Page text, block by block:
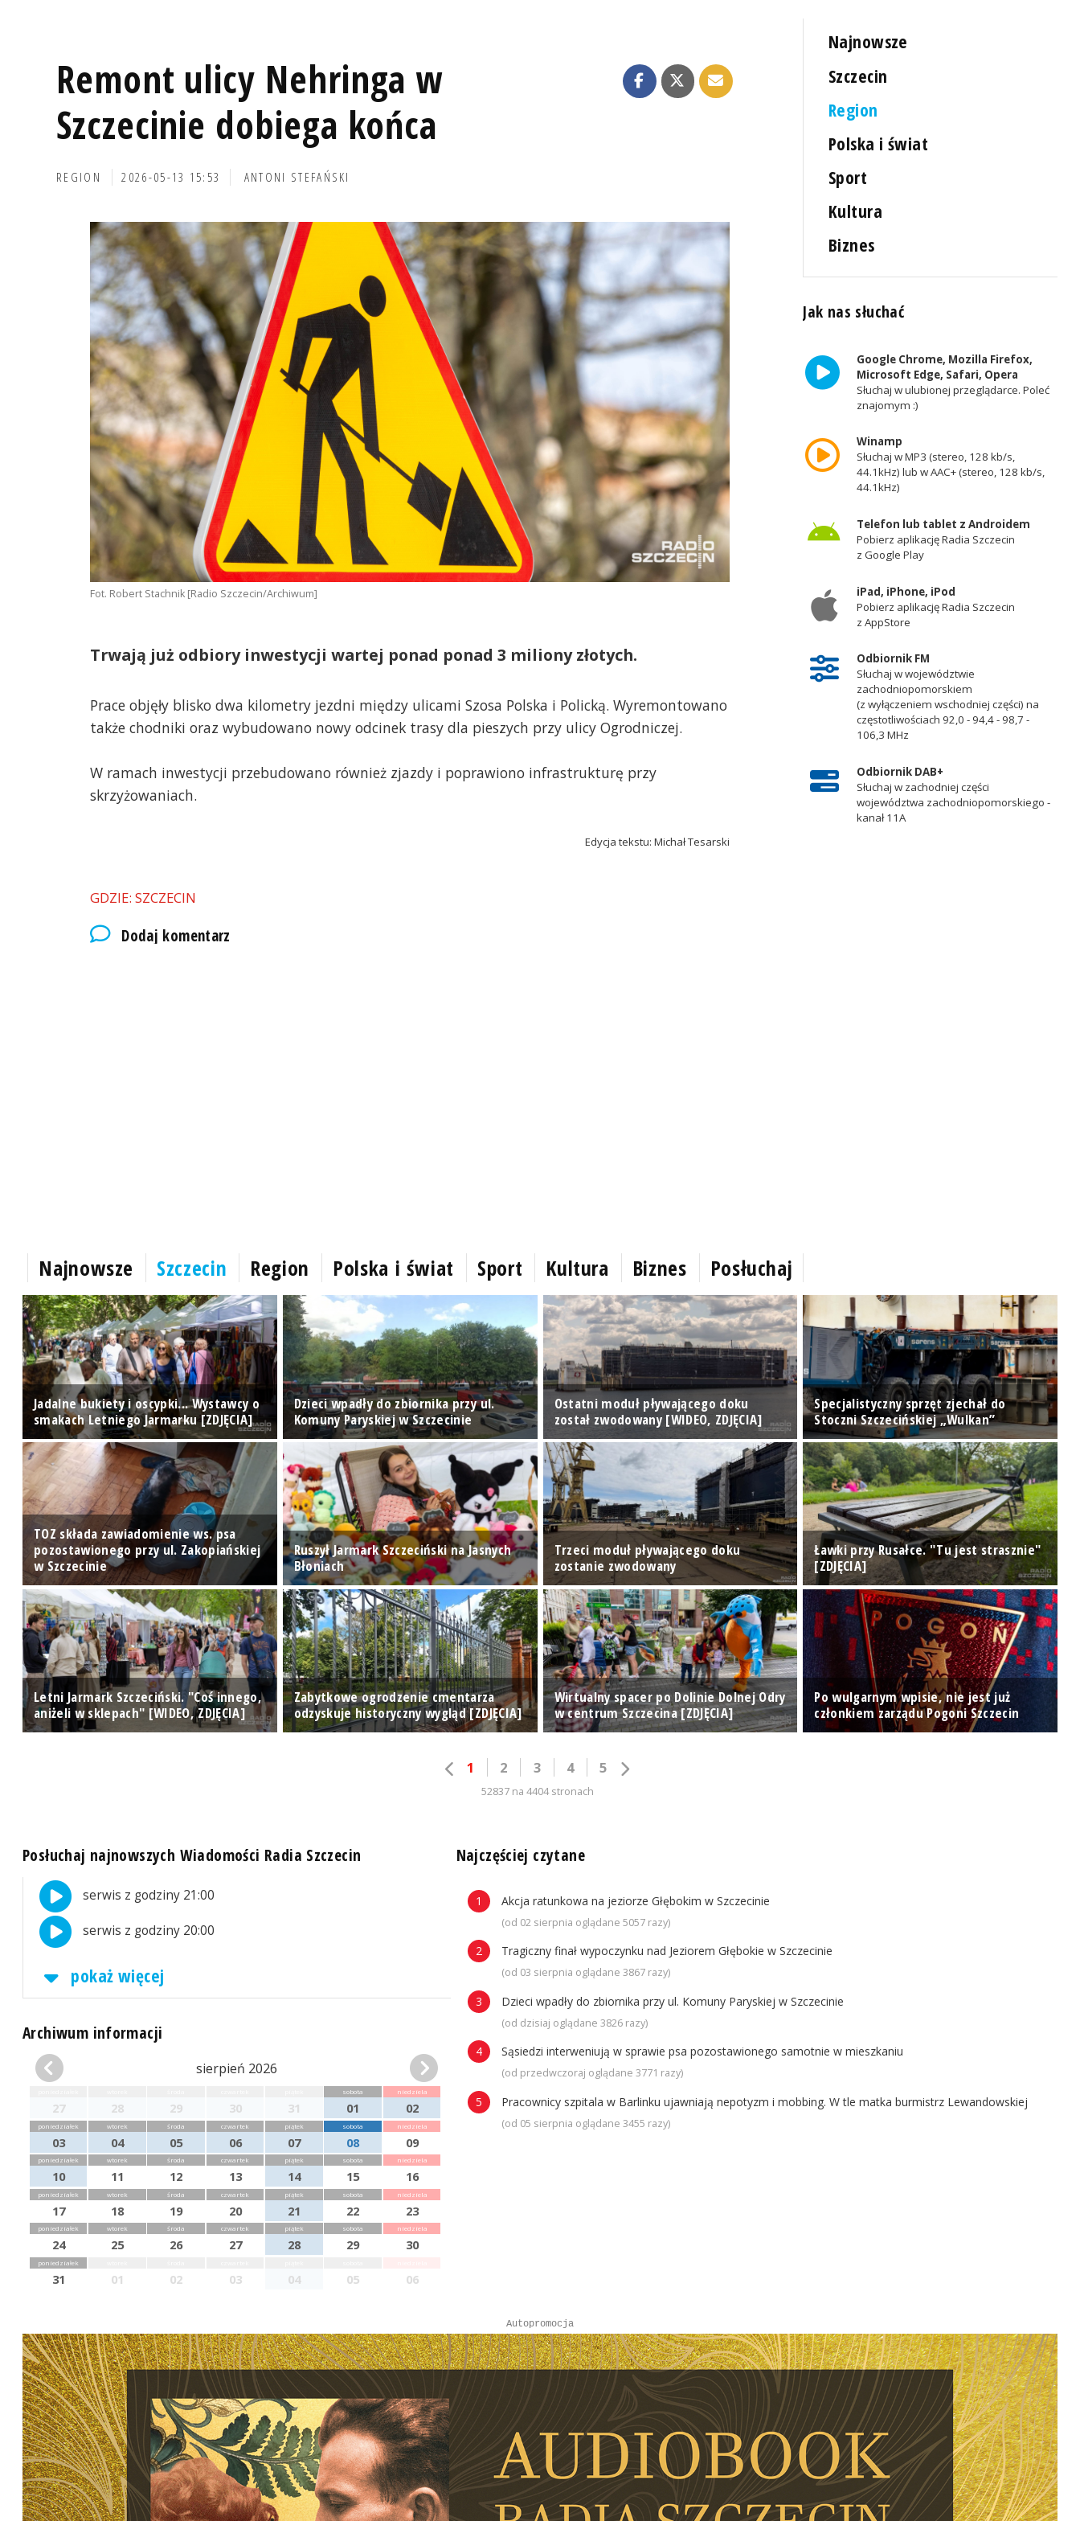
Remont ulicy Nehringa w
Szczecinie dobiega końca
REGION 2026-05-13 15:53 ANTONI STEFAŃSKI
Fot. Robert Stachnik [Radio Szczecin/Archiwum]
Trwają już odbiory inwestycji wartej ponad ponad 3 miliony złotych.
Prace objęły blisko dwa kilometry jezdni między ulicami Szosa Polska i Policką. Wyremontowano
także chodniki oraz wybudowano nowy odcinek trasy dla pieszych przy ulicy Ogrodniczej.
W ramach inwestycji przebudowano również zjazdy i poprawiono infrastrukturę przy
skrzyżowaniach.
Edycja tekstu: Michał Tesarski
GDZIE: SZCZECIN
Dodaj komentarz
Najnowsze
Szczecin
Region
Polska i świat
Sport
Kultura
Biznes
Jak nas słuchać
Google Chrome, Mozilla Firefox,
Microsoft Edge, Safari, Opera
Słuchaj w ulubionej przeglądarce. Poleć
znajomym :)
Winamp
Słuchaj w MP3 (stereo, 128 kb/s,
44.1kHz) lub w AAC+ (stereo, 128 kb/s,
44.1kHz)
Telefon lub tablet z Androidem
Pobierz aplikację Radia Szczecin
z Google Play
iPad, iPhone, iPod
Pobierz aplikację Radia Szczecin
z AppStore
Odbiornik FM
Słuchaj w województwie
zachodniopomorskiem
(z wyłączeniem wschodniej części) na
częstotliwościach 92,0 - 94,4 - 98,7 -
106,3 MHz
Odbiornik DAB+
Słuchaj w zachodniej części
województwa zachodniopomorskiego -
kanał 11A
Najnowsze Szczecin Region Polska i świat Sport Kultura Biznes Posłuchaj
Jadalne bukiety i oscypki... Wystawcy o
smakach Letniego Jarmarku [ZDJĘCIA]
Dzieci wpadły do zbiornika przy ul.
Komuny Paryskiej w Szczecinie
Ostatni moduł pływającego doku
został zwodowany [WIDEO, ZDJĘCIA]
Specjalistyczny sprzęt zjechał do
Stoczni Szczecińskiej „Wulkan”
TOZ składa zawiadomienie ws. psa
pozostawionego przy ul. Zakopiańskiej
w Szczecinie
Ruszył Jarmark Szczeciński na Jasnych
Błoniach
Trzeci moduł pływającego doku
zostanie zwodowany
Ławki przy Rusałce. "Tu jest strasznie"
[ZDJĘCIA]
Letni Jarmark Szczeciński. "Coś innego,
aniżeli w sklepach" [WIDEO, ZDJĘCIA]
Zabytkowe ogrodzenie cmentarza
odzyskuje historyczny wygląd [ZDJĘCIA]
Wirtualny spacer po Dolinie Dolnej Odry
w centrum Szczecina [ZDJĘCIA]
Po wulgarnym wpisie, nie jest już
członkiem zarządu Pogoni Szczecin
1 2 3 4 5
52837 na 4404 stronach
Posłuchaj najnowszych Wiadomości Radia Szczecin
serwis z godziny 21:00
serwis z godziny 20:00
pokaż więcej
Archiwum informacji
sierpień 2026
27 28 29 30 31
sobota
01
niedziela
02
poniedziałek
03
wtorek
04
środa
05
czwartek
06
piątek
07
sobota
08
niedziela
09
poniedziałek
10
wtorek
11
środa
12
czwartek
13
piątek
14
sobota
15
niedziela
16
poniedziałek
17
wtorek
18
środa
19
czwartek
20
piątek
21
sobota
22
niedziela
23
poniedziałek
24
wtorek
25
środa
26
czwartek
27
piątek
28
sobota
29
niedziela
30
poniedziałek
31 01 02 03 04 05 06
Najczęściej czytane
Akcja ratunkowa na jeziorze Głębokim w Szczecinie
(od 02 sierpnia oglądane 5057 razy)
Tragiczny finał wypoczynku nad Jeziorem Głębokie w Szczecinie
(od 03 sierpnia oglądane 3867 razy)
Dzieci wpadły do zbiornika przy ul. Komuny Paryskiej w Szczecinie
(od dzisiaj oglądane 3826 razy)
Sąsiedzi interweniują w sprawie psa pozostawionego samotnie w mieszkaniu
(od przedwczoraj oglądane 3771 razy)
Pracownicy szpitala w Barlinku ujawniają nepotyzm i mobbing. W tle matka burmistrz Lewandowskiej
(od 05 sierpnia oglądane 3455 razy)
Autopromocja